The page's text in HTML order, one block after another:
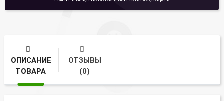
ОПИСАНИЕ
ТОВАРА
ОТЗЫВЫ
(0)